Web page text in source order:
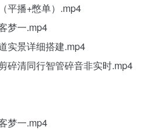
平播+憋单）.mp4
梦一.mp4
实景详细搭建.mp4
碎清同行智管碎音非实时.mp4
梦一.mp4